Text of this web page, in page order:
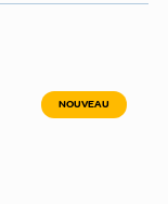
NOUVEAU